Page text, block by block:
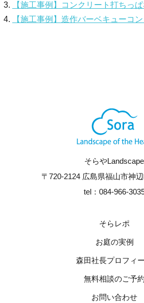
【施工事例】コンクリート打ちっ
【施工事例】造作バーベキューコ
そらやLandscape
〒720-2124 広島県福山市神
tel：084-966-
そらレポ
お庭の実例
森田社長プロフィ
無料相談のご予約
お問い合わせ